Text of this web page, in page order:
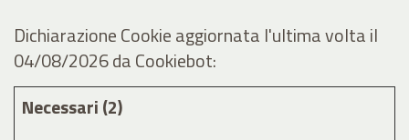
Dichiarazione Cookie aggiornata l'ultima volta il
04/08/2026 daCookiebot:
Necessari (2)